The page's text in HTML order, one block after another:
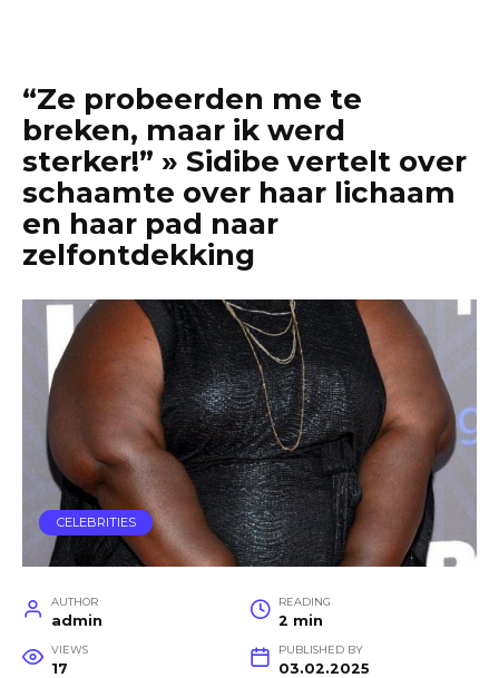
“Ze probeerden me te
breken, maar ik werd
sterker!” » Sidibe vertelt over
schaamte over haar lichaam
en haar pad naar
zelfontdekking
CELEBRITIES
AUTHOR
admin
READING
2 min
VIEWS
17
PUBLISHED BY
03.02.2025